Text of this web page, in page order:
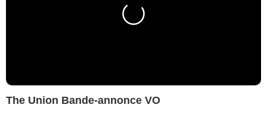
The Union Bande-annonce VO